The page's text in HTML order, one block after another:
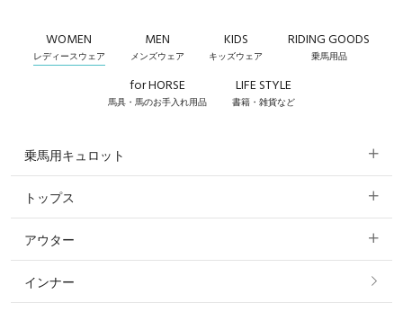
WOMEN
レディースウェア
MEN
メンズウェア
KIDS
キッズウェア
RIDING GOODS
乗馬用品
for HORSE
馬具・馬のお手入れ用品
LIFE STYLE
書籍・雑貨など
乗馬用キュロット
すべてのキュロット
フルグリップ・尻革 キュロット
ニーグリップ・膝革 キュロット
トップス
すべてのトップス
ポロシャツ
アウター
すべてのアウター
インナー